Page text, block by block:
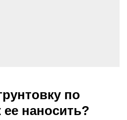
по
ее наносить?